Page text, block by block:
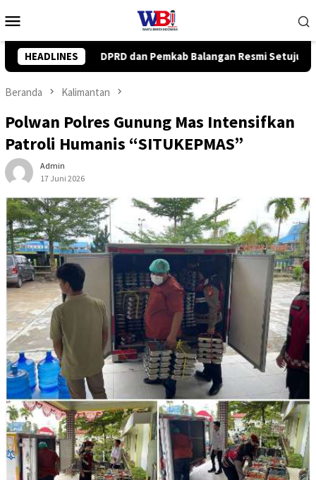
ke
Mobile
HEADLINES
Resmi Setujui Raperda Perubahan APBD 2026
Beranda Kalimantan
Polwan Polres Gunung Mas Intensifkan
Patroli Humanis “SITUKEPMAS”
Admin
17 Juni 2026